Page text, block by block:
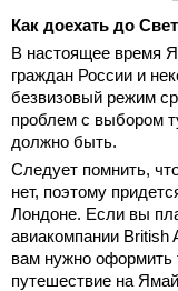
Как доехать до
В настоящее время
граждан России и
безвизовый режим
проблем с выбором
должно быть.
Следует помнить,
нет, поэтому
Лондоне. Если вы
авиакомпании British
вам нужно оформить
путешествие на